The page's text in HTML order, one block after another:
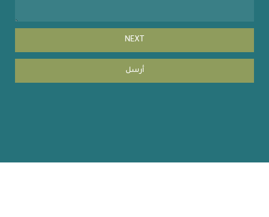
NEXT
أرسل